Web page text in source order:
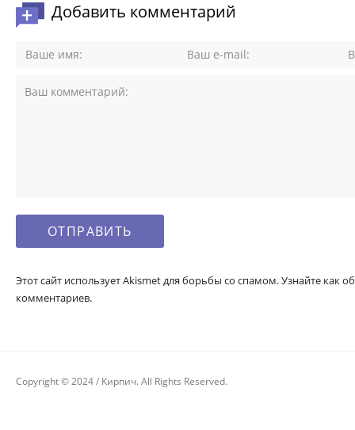
Добавить комментарий
Этот сайт использует Akismet для борьбы со спамом. Узнайте как
комментариев.
Copyright © 2024 / Кирпич. All Rights Reserved.